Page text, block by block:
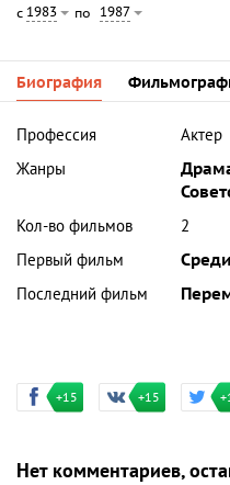
с 1983 по 1987
Биография
Профессия
Актер
Жанры
Кол-во фильмов
2
Первый фильм
Последний фильм
+15 +15
Нет комментариев,